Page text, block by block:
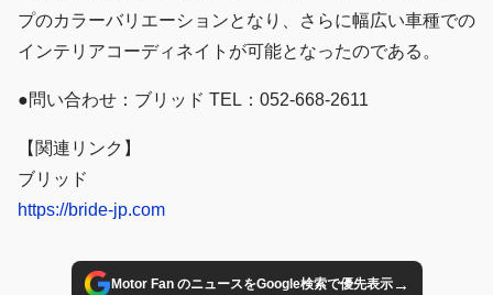
プのカラーバリエーションとなり、さらに幅広い車種での
インテリアコーディネイトが可能となったのである。
●問い合わせ：ブリッド TEL：052-668-2611
【関連リンク】
ブリッド
https://bride-jp.com
Motor Fan のニュースをGoogle検索で優先表示→